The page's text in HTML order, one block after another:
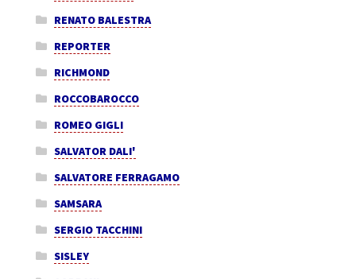
RENATO BALESTRA
REPORTER
RICHMOND
ROCCOBAROCCO
ROMEO GIGLI
SALVATOR DALI'
SALVATORE FERRAGAMO
SAMSARA
SERGIO TACCHINI
SISLEY